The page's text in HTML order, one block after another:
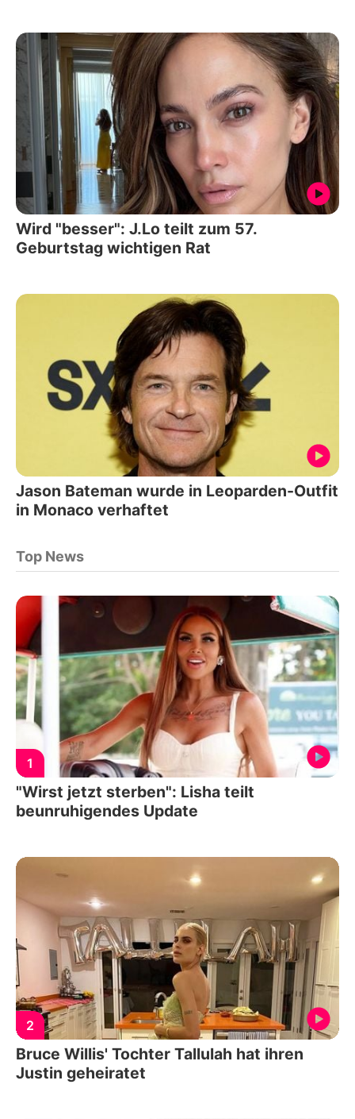
Wird "besser": J.Lo teilt zum 57.
Geburtstag wichtigen Rat
Jason Bateman wurde in Leoparden-Outfit
in Monaco verhaftet
Top News
1
"Wirst jetzt sterben": Lisha teilt
beunruhigendes Update
2
Bruce Willis' Tochter Tallulah hat ihren
Justin geheiratet